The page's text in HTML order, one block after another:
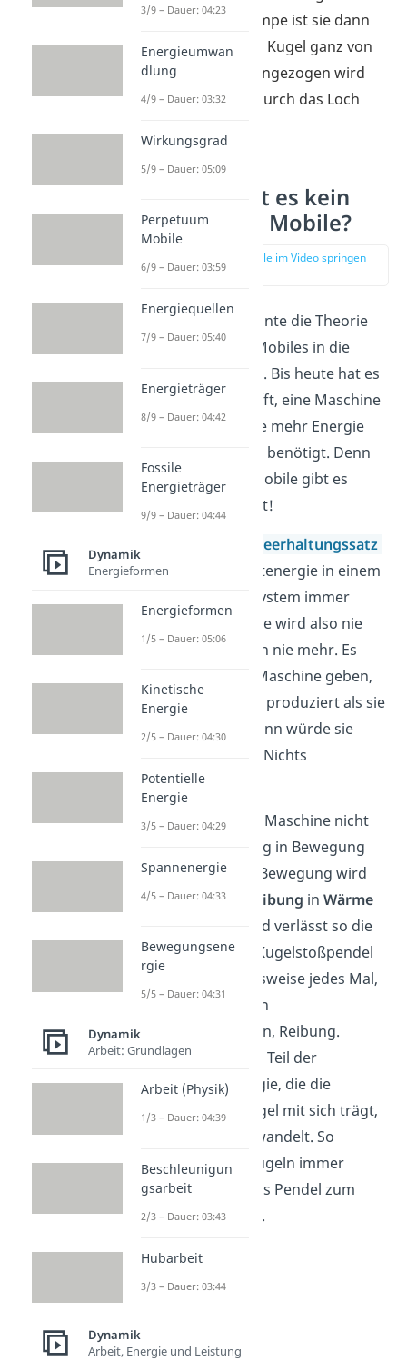
Oben auf der Rampe ist sie dann
so stark, dass die Kugel ganz von
dem Magneten angezogen wird
und nicht mehr durch das Loch
Warum gibt es kein
Perpetuum Mobile?
zur Stelle im Video springen
(02:53)
Kein Erfinder konnte die Theorie
des Perpetuum Mobiles in die
Praxis umsetzten. Bis heute hat es
niemand geschafft, eine Maschine
zu entwickeln, die mehr Energie
produziert als sie benötigt. Denn
ein Perpetuum Mobile gibt es
schlicht weg nicht!
Energieerhaltungssatz
bleibt die Gesamtenergie in einem
geschlossenen System immer
gleich. Die Energie wird also nie
weniger und auch nie mehr. Es
kann also keine Maschine geben,
die mehr Energie produziert als sie
braucht. Denn dann würde sie
Energie aus dem Nichts
produzieren.
Oft kann sich die Maschine nicht
einmal selbst ewig in Bewegung
halten. Bei jeder Bewegung wird
Energie durch
Reibung in Wärme
umgewandelt und verlässt so die
Maschine. Beim Kugelstoßpendel
entsteht beispielsweise jedes Mal,
wenn zwei Kugeln
aneinanderstoßen, Reibung.
Dadurch wird ein Teil der
Bewegungsenergie, die die
schwingende Kugel mit sich trägt,
in Wärme umgewandelt. So
schwingen die Kugeln immer
schwächer bis das Pendel zum
Stillstand kommt.
3/9 – Dauer: 04:23
Energieumwan
dlung
4/9 – Dauer: 03:32
Wirkungsgrad
5/9 – Dauer: 05:09
Perpetuum
Mobile
6/9 – Dauer: 03:59
Energiequellen
7/9 – Dauer: 05:40
Energieträger
8/9 – Dauer: 04:42
Fossile
Energieträger
9/9 – Dauer: 04:44
Dynamik
Energieformen
Energieformen
1/5 – Dauer: 05:06
Kinetische
Energie
2/5 – Dauer: 04:30
Potentielle
Energie
3/5 – Dauer: 04:29
Spannenergie
4/5 – Dauer: 04:33
Bewegungsene
rgie
5/5 – Dauer: 04:31
Dynamik
Arbeit: Grundlagen
Arbeit (Physik)
1/3 – Dauer: 04:39
Beschleunigun
gsarbeit
2/3 – Dauer: 03:43
Hubarbeit
3/3 – Dauer: 03:44
Dynamik
Arbeit, Energie und Leistung